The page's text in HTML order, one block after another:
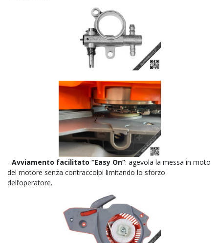
- Avviamento facilitato “Easy On”: agevola la messa in moto
del motore senza contraccolpi limitando lo sforzo
dell’operatore.